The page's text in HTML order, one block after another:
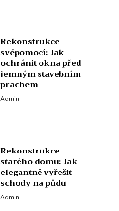
Rekonstrukce
svépomocí: Jak
ochránit okna před
jemným stavebním
prachem
Admin
Rekonstrukce
starého domu: Jak
elegantně vyřešit
schody na půdu
Admin